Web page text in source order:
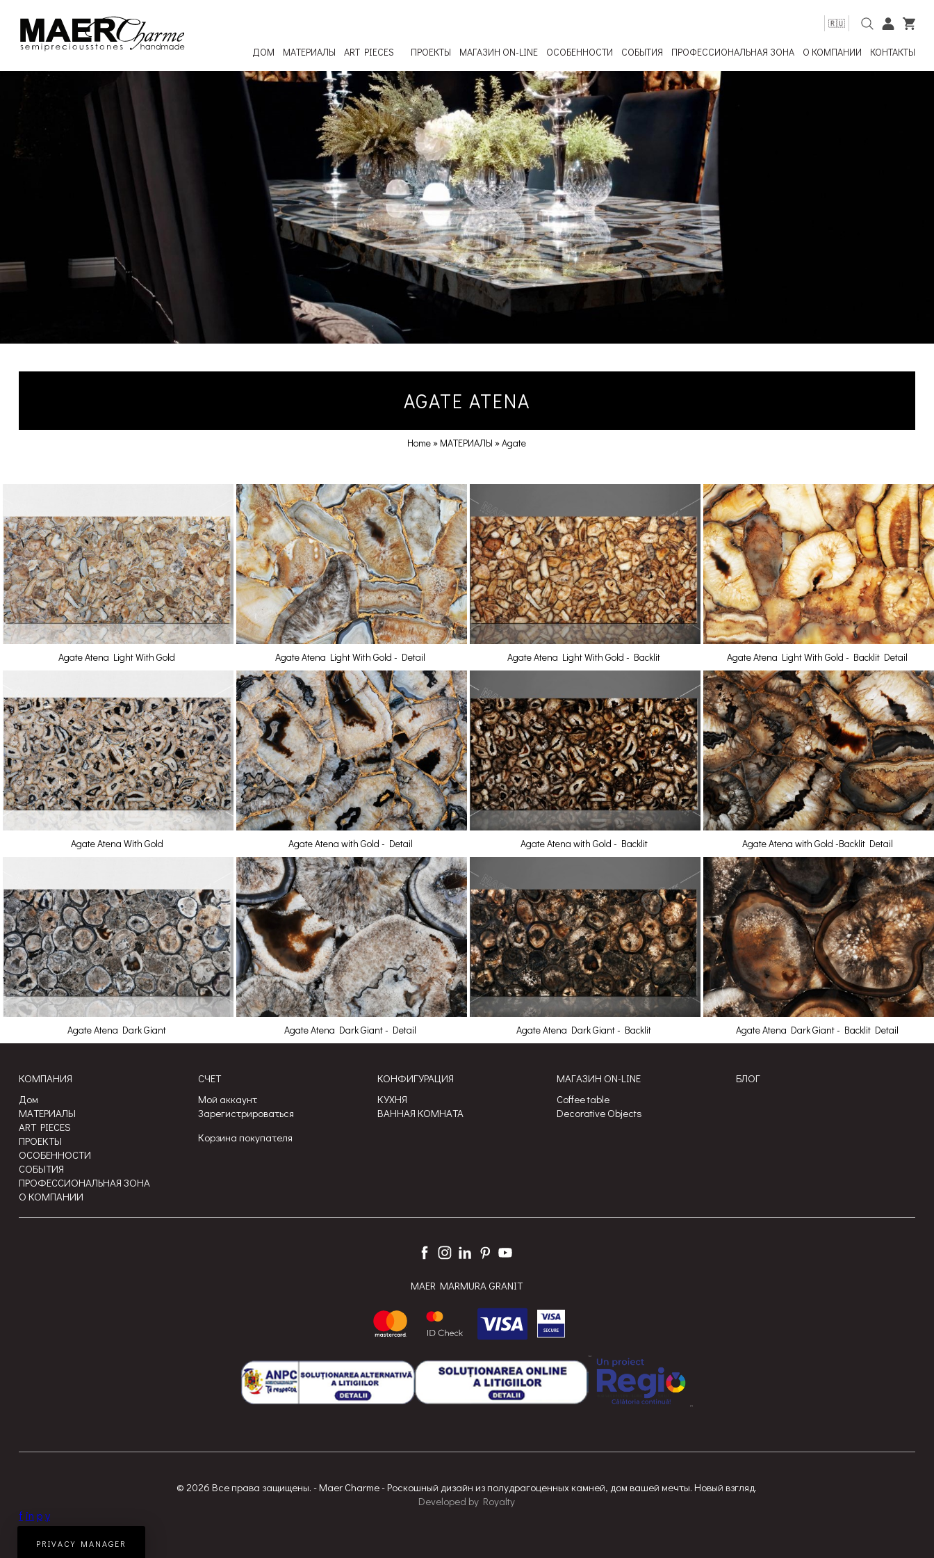
🇷🇺
ДОМ МАТЕРИАЛЫ ART PIECES ПРОЕКТЫ МАГАЗИН ON-LINE ОСОБЕННОСТИ СОБЫТИЯ ПРОФЕССИОНАЛЬНАЯ ЗОНА О КОМПАНИИ КОНТАКТЫ
AGATE ATENA
Home » МАТЕРИАЛЫ »Agate
Agate Atena Light With Gold Agate Atena Light With Gold - Detail Agate Atena Light With Gold - Backlit Agate Atena Light With Gold - Backlit Detail
Agate Atena With Gold Agate Atena with Gold - Detail Agate Atena with Gold - Backlit Agate Atena with Gold -Backlit Detail
Agate Atena Dark Giant Agate Atena Dark Giant - Detail Agate Atena Dark Giant - Backlit Agate Atena Dark Giant - Backlit Detail
КОМПАНИЯ
Дом
МАТЕРИАЛЫ
ART PIECES
ПРОЕКТЫ
ОСОБЕННОСТИ
СОБЫТИЯ
ПРОФЕССИОНАЛЬНАЯ ЗОНА
О КОМПАНИИ
СЧЕТ
Мой аккаунт
Зарегистрироваться
Корзина покупателя
КОНФИГУРАЦИЯ
КУХНЯ
ВАННАЯ КОМНАТА
МАГАЗИН ON-LINE
Coffee table
Decorative Objects
БЛОГ
MAER MARMURA GRANIT
PRIVACY MANAGER
© 2026 Все права защищены. - Maer Charme - Роскошный дизайн из полудрагоценных камней, дом вашей мечты. Новый взгляд.
Developed by Royalty
f in py